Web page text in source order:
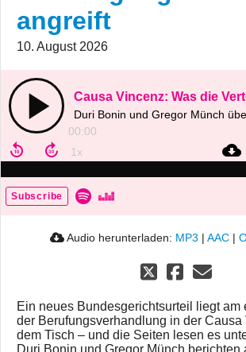
angreift
10. August 2026
00:00
Subscribe
Audio herunterladen: MP3 | AAC |
Ein neues Bundesgerichtsurteil liegt am
der Berufungsverhandlung in der Causa
dem Tisch – und die Seiten lesen es